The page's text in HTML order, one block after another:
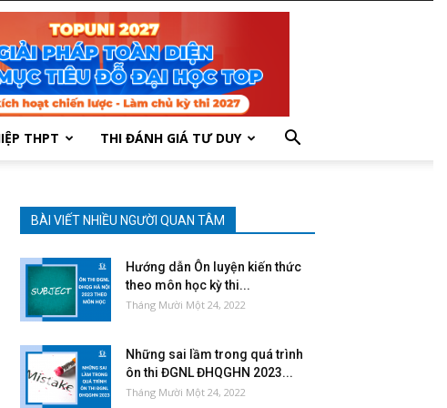
THPT THI ĐÁNH GIÁ TƯ DUY
BÀI VIẾT NHIỀU NGƯỜI QUAN TÂM
Hướng dẫn Ôn luyện kiến thức
theo môn học kỳ thi...
Tháng Mười Một 24, 2022
Những sai lầm trong quá trình
ôn thi ĐGNL ĐHQGHN 2023...
Tháng Mười Một 24, 2022